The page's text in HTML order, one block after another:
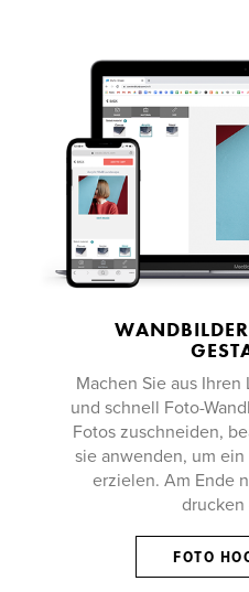
Machen Sie aus
und schnell Foto-
Fotos zuschneiden,
sie anwenden, um
erzielen. Am Ende
FOTO